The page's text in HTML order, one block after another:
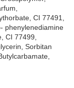
CI 77491,
phenylenediamine
CI 77499,
Sorbitan